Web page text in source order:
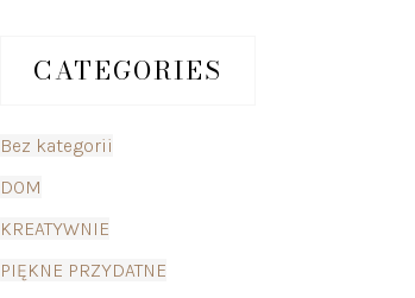
CATEGORIES
Bez kategorii
DOM
KREATYWNIE
PIĘKNE PRZYDATNE